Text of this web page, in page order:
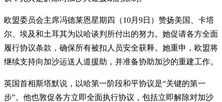
欧盟委员会主席冯德莱恩星期四（10月9日）赞扬美国、卡塔
尔、埃及和土耳其为以哈谈判所付出的努力。她促请各方全面
履行协议条款，确保所有被扣人员安全获释。她重申，欧盟将
继续支持向加沙运送人道援助，并准备协助加沙的重建工作。
英国首相斯塔默说，以哈第一阶段和平协议是“关键的第一
步”。他也敦促各方立即全面执行协议，包括立即解除对加沙